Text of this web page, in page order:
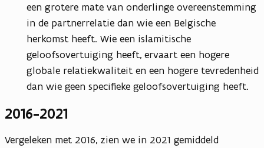
een grotere mate van onderlinge overeenstemming
in de partnerrelatie dan wie een Belgische
herkomst heeft. Wie een islamitische
geloofsovertuiging heeft, ervaart een hogere
globale relatiekwaliteit en een hogere tevredenheid
dan wie geen specifieke geloofsovertuiging heeft.
2016-2021
Vergeleken met 2016, zien we in 2021 gemiddeld